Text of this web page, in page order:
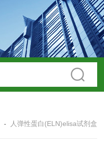
- 人弹性蛋白(ELN)elisa试剂盒